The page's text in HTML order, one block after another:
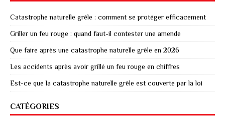
Catastrophe naturelle grêle : comment se protéger efficacement
Griller un feu rouge : quand faut-il contester une amende
Que faire après une catastrophe naturelle grêle en 2026
Les accidents après avoir grillé un feu rouge en chiffres
Est-ce que la catastrophe naturelle grêle est couverte par la loi
CATÉGORIES